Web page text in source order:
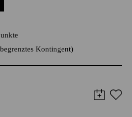
Johannes Brahms
Kontingent)